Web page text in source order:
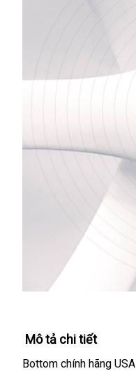
Mô tả chi tiết
Bottom chính hãng USA